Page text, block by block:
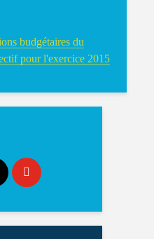
budgétaires du
pour l'exercice 2015